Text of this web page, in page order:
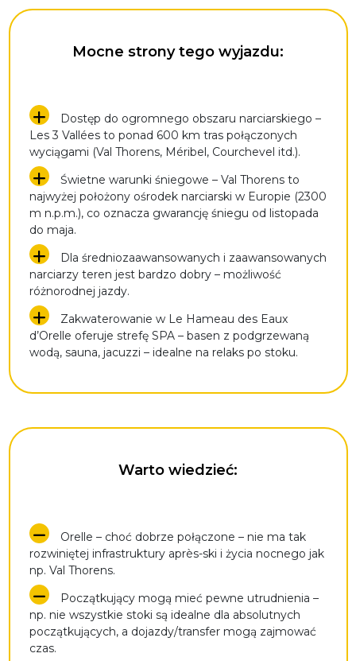
Mocne strony tego wyjazdu:
Dostęp do ogromnego obszaru narciarskiego –
Les 3 Vallées to ponad 600 km tras połączonych
wyciągami (Val Thorens, Méribel, Courchevel itd.).
Świetne warunki śniegowe – Val Thorens to
najwyżej położony ośrodek narciarski w Europie (2300
m n.p.m.), co oznacza gwarancję śniegu od listopada
do maja.
Dla średniozaawansowanych i zaawansowanych
narciarzy teren jest bardzo dobry – możliwość
różnorodnej jazdy.
Zakwaterowanie w Le Hameau des Eaux
d’Orelle oferuje strefę SPA – basen z podgrzewaną
wodą, sauna, jacuzzi – idealne na relaks po stoku.
Warto wiedzieć:
Orelle – choć dobrze połączone – nie ma tak
rozwiniętej infrastruktury après-ski i życia nocnego jak
np. Val Thorens.
Początkujący mogą mieć pewne utrudnienia –
np. nie wszystkie stoki są idealne dla absolutnych
początkujących, a dojazdy/transfer mogą zajmować
czas.